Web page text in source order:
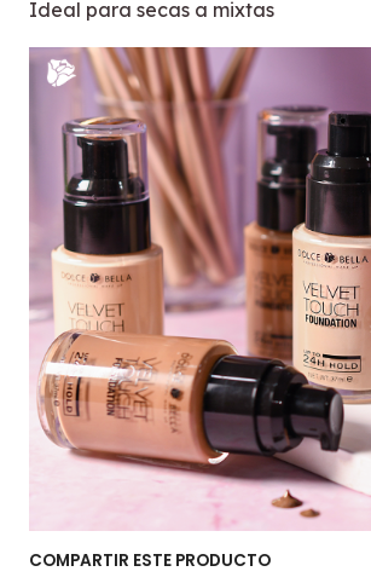
Ideal para secas a mixtas
COMPARTIR ESTE PRODUCTO